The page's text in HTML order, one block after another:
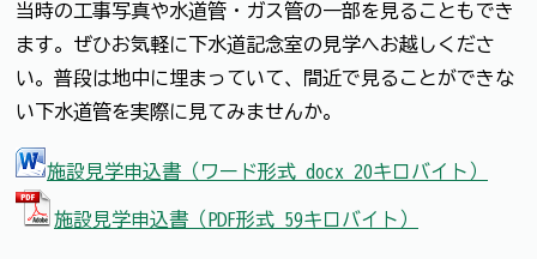
当時の工事写真や水道管・ガス管の一部を見ることもでき
ます。ぜひお気軽に下水道記念室の見学へお越しくださ
い。普段は地中に埋まっていて、間近で見ることができな
い下水道管を実際に見てみませんか。
施設見学申込書（ワード形式 docx 20キロバイト）
施設見学申込書（PDF形式 59キロバイト）